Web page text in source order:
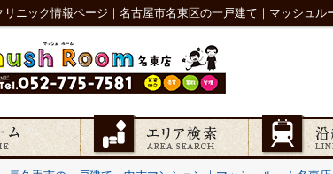
リニック情報ページ｜名古屋市名東区の一戸建て｜マッシュル